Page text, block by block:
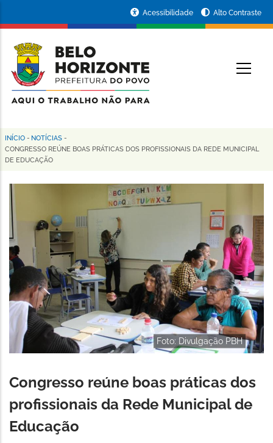
conteúdo
principal
da
Prefeitura
de
Horizonte
Acessibilidade Alto Contraste
Trilha
de
navegação
INÍCIO - NOTÍCIAS -
CONGRESSO REÚNE BOAS PRÁTICAS DOS PROFISSIONAIS DA REDE MUNICIPAL
DE EDUCAÇÃO
Foto: Divulgação PBH
Congresso reúne boas práticas dos
profissionais da Rede Municipal de
Educação